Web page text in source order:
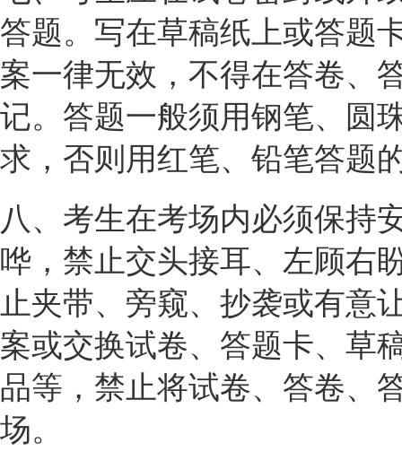
答题。写在草稿纸上或答题
案一律无效，不得在答卷、
记。答题一般须用钢笔、圆
求，否则用红笔、铅笔答题
八、考生在考场内必须保持
哗，禁止交头接耳、左顾右
止夹带、旁窥、抄袭或有意
案或交换试卷、答题卡、草
品等，禁止将试卷、答卷、
场。